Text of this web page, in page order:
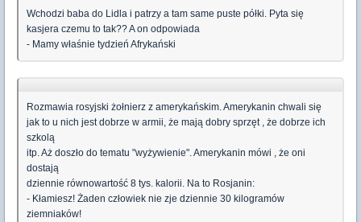
Wchodzi baba do Lidla i patrzy a tam same puste półki. Pyta się
kasjera czemu to tak?? A on odpowiada
- Mamy właśnie tydzień Afrykański
Rozmawia rosyjski żołnierz z amerykańskim. Amerykanin chwali się
jak to u nich jest dobrze w armii, że mają dobry sprzęt , że dobrze ich
szkolą
itp. Aż doszło do tematu "wyżywienie". Amerykanin mówi , że oni
dostają
dziennie równowartość 8 tys. kalorii. Na to Rosjanin:
- Kłamiesz! Żaden człowiek nie zje dziennie 30 kilogramów
ziemniaków!